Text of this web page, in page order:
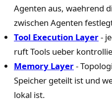
Agenten aus, waehrend
zwischen Agenten
Tool Execution Layer-
ruft Tools ueber
Memory Layer-
Speicher geteilt ist und
lokal ist.